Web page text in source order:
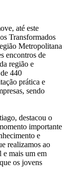
até este
Transformados
Metropolitana
encontros de
região e
440
prática e
sendo
destacou o
importante
e
realizamos ao
mais um em
os jovens